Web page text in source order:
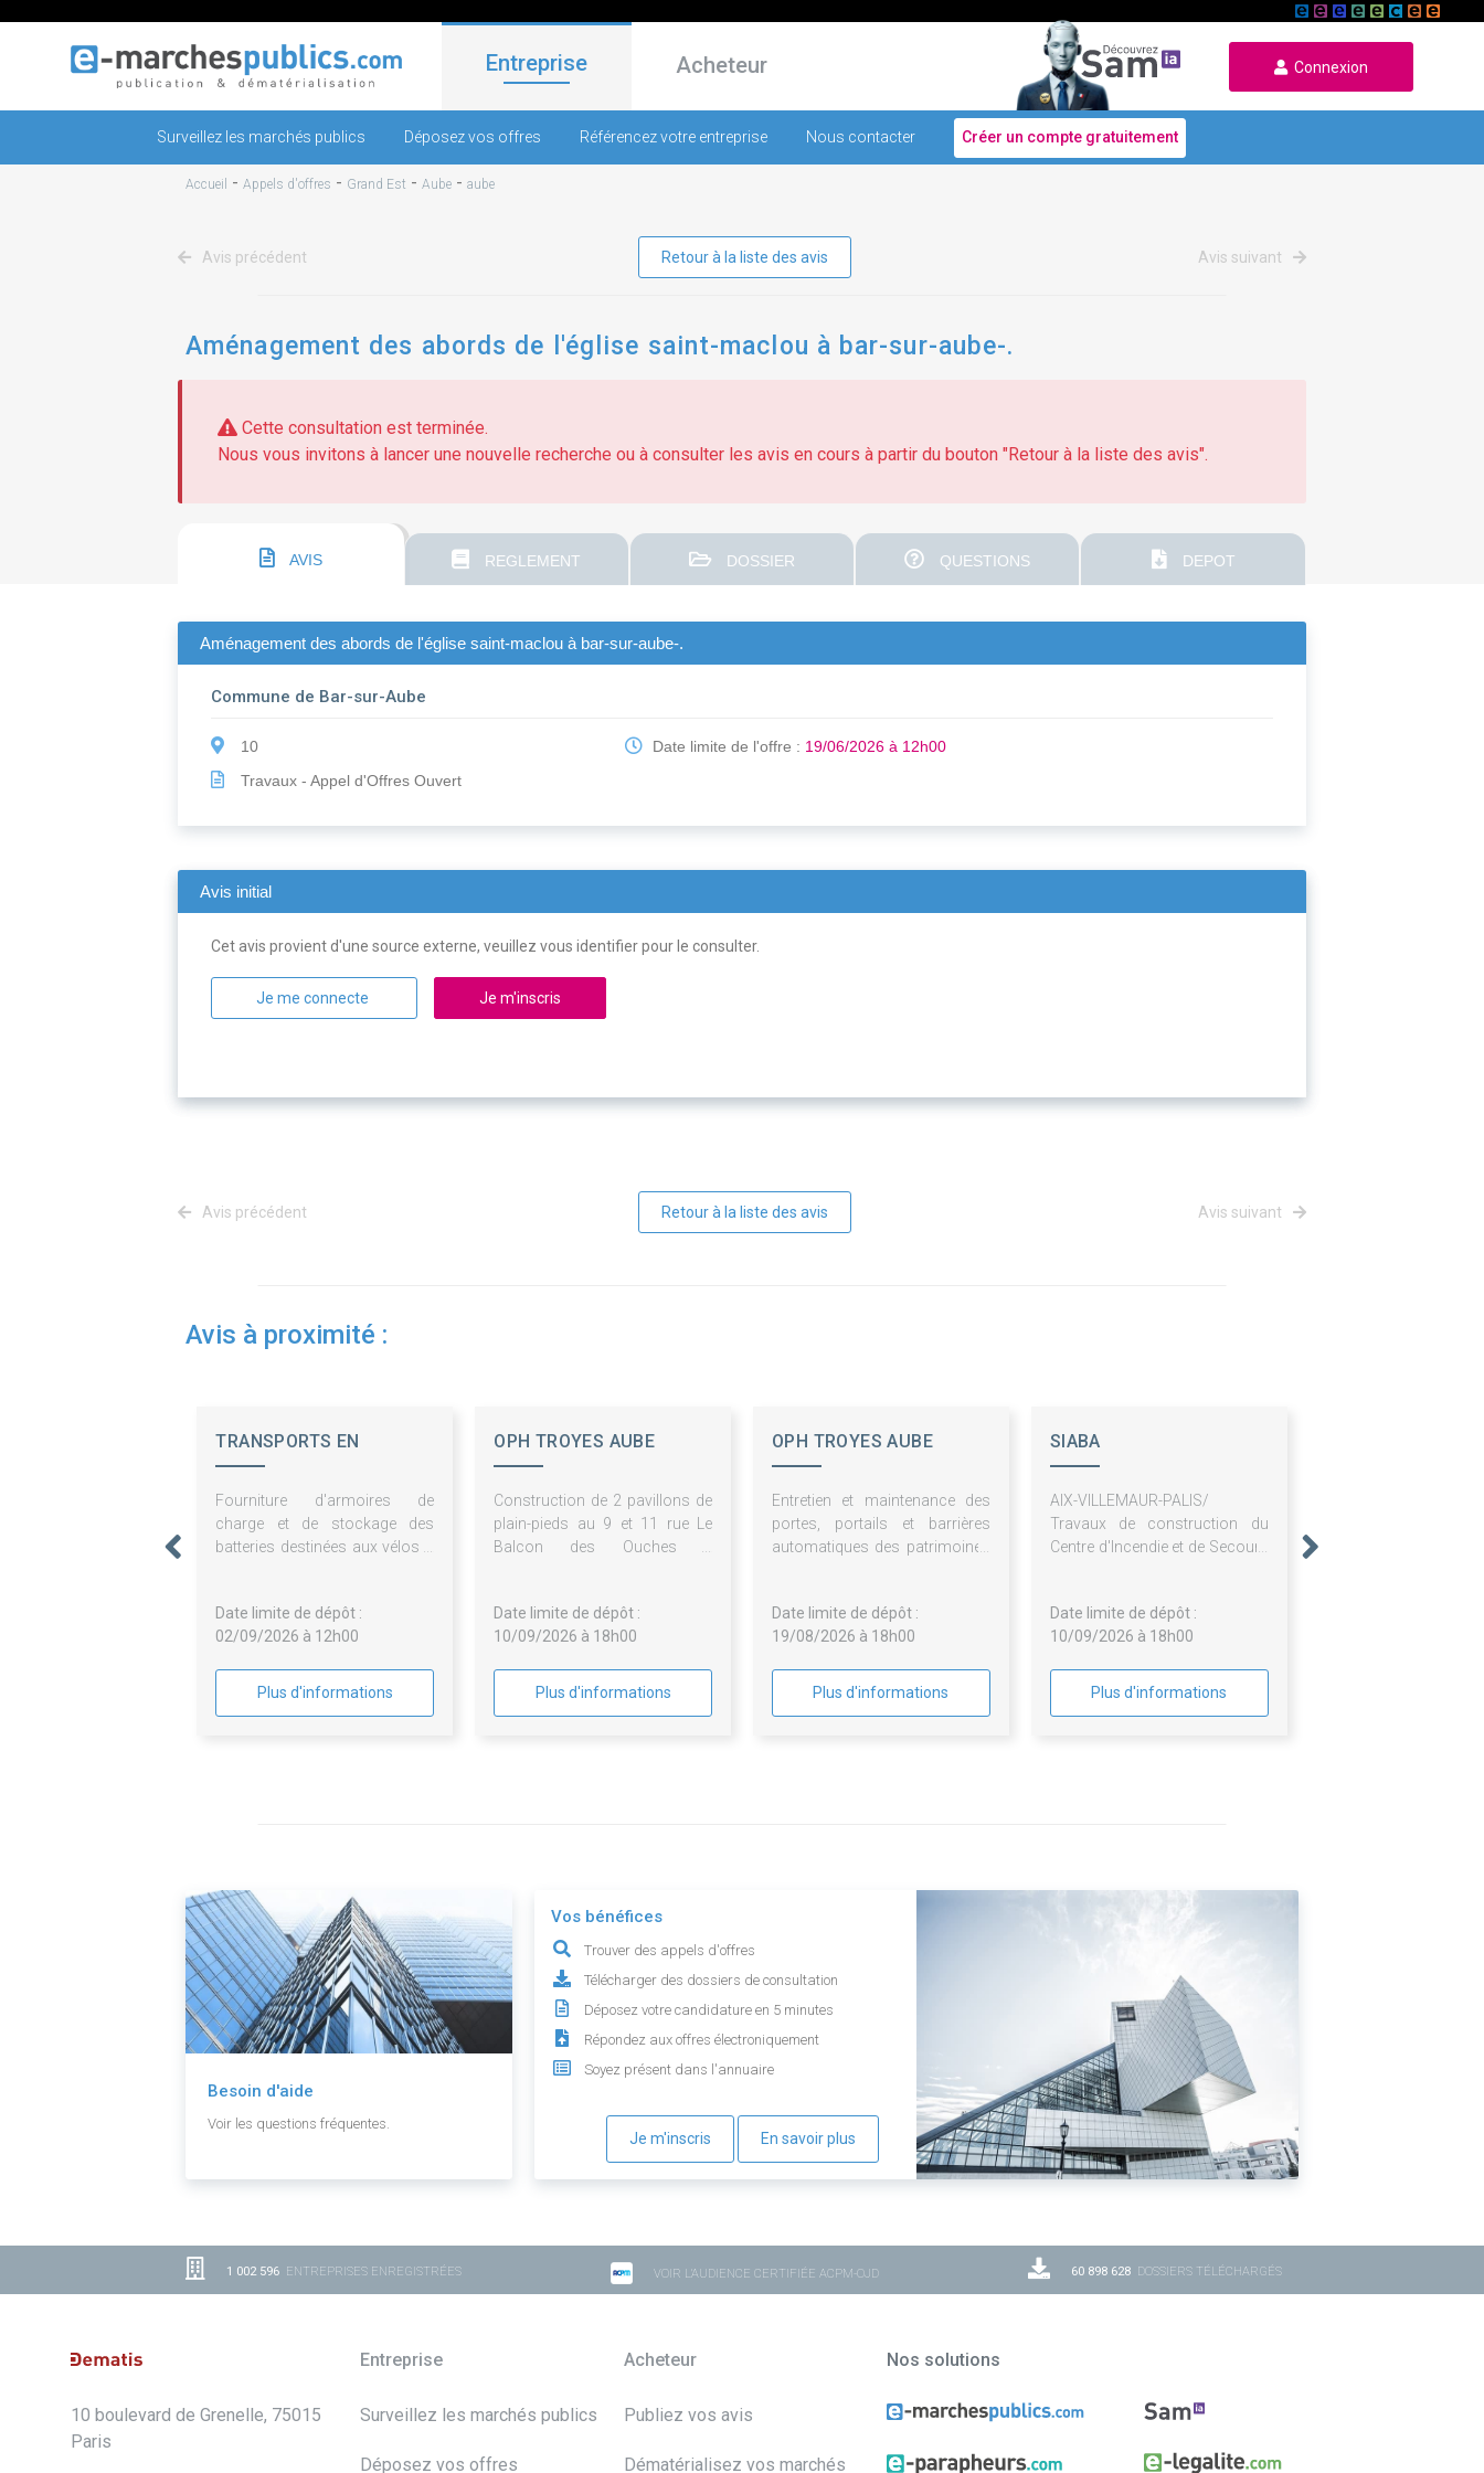
Entreprise Acheteur Connexion
Surveillez les marchés publics Déposez vos offres Référencez votre entreprise Nous contacter Créer un compte gratuitement
Accueil - Appels d'offres - Grand Est - Aube - aube
Avis précédent Retour à la liste des avis Avis suivant
Aménagement des abords de l'église saint-maclou à bar-sur-aube-.
Cette consultation est terminée.
Nous vous invitons à lancer une nouvelle recherche ou à consulter les avis en cours à partir du bouton "Retour à la liste des avis".
AVIS REGLEMENT DOSSIER QUESTIONS DEPOT
Aménagement des abords de l'église saint-maclou à bar-sur-aube-.
Commune de Bar-sur-Aube
10
Travaux - Appel d'Offres Ouvert
Date limite de l'offre : 19/06/2026 à 12h00
Avis initial
Cet avis provient d'une source externe, veuillez vous identifier pour le consulter.
Je me connecte Je m'inscris
Avis précédent Retour à la liste des avis Avis suivant
Avis à proximité :
TRANSPORTS EN
AGGLO.TROYENNE
Fourniture d'armoires de
charge et de stockage des
batteries destinées aux vélos à
Date limite de dépôt :
02/09/2026 à 12h00
Plus d'informations
OPH TROYES AUBE
Construction de 2 pavillons de
plain-pieds au 9 et 11 rue Le
Balcon des Ouches à
procédure précédente
Date limite de dépôt :
10/09/2026 à 18h00
Plus d'informations
OPH TROYES AUBE
Entretien et maintenance des
portes, portails et barrières
automatiques des patrimoines
Date limite de dépôt :
19/08/2026 à 18h00
Plus d'informations
SIABA
AIX-VILLEMAUR-PALIS/
Travaux de construction du
Centre d'Incendie et de Secours
(10160)
Date limite de dépôt :
10/09/2026 à 18h00
Plus d'informations
Besoin d'aide
Voir les questions fréquentes.
Vos bénéfices
Trouver des appels d'offres
Télécharger des dossiers de consultation
Déposez votre candidature en 5 minutes
Répondez aux offres électroniquement
Soyez présent dans l'annuaire
Je m'inscris En savoir plus
1 002 596 ENTREPRISES ENREGISTRÉES VOIR L'AUDIENCE CERTIFIÉE ACPM-OJD 60 898 628 DOSSIERS TÉLÉCHARGÉS
10 boulevard de Grenelle, 75015
Paris
Entreprise
Surveillez les marchés publics
Déposez vos offres
Acheteur
Publiez vos avis
Dématérialisez vos marchés
Nos solutions